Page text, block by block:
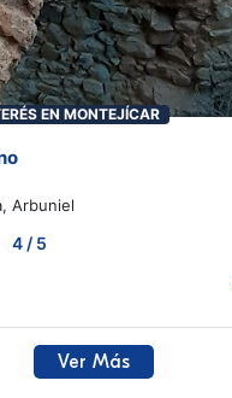
EN MONTEJÍCAR
Arbuniel
4 / 5
Ver Más